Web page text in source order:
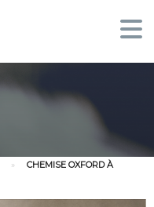
»
CHEMISE OXFORD À